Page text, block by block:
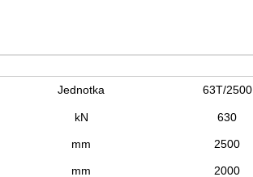
Jednotka 63T/2500
kN 630
mm 2500
mm 2000